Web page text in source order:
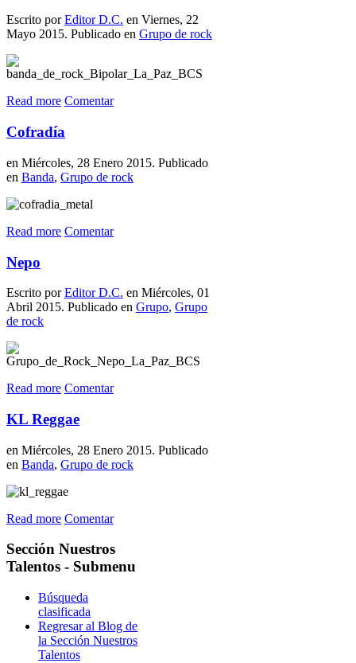
Escrito porEditor D.C. en Viernes, 22
Mayo 2015. Publicado en Grupo de rock
Read more Comentar
Cofradía
en Miércoles, 28 Enero 2015. Publicado
en Banda, Grupo de rock
Read more Comentar
Nepo
Escrito porEditor D.C. en Miércoles, 01
Abril 2015. Publicado en Grupo, Grupo
de rock
Read more Comentar
KL Reggae
en Miércoles, 28 Enero 2015. Publicado
en Banda, Grupo de rock
Read more Comentar
Sección Nuestros
Talentos - Submenu
Búsqueda
clasificada
Regresar al Blog de
la Sección Nuestros
Talentos